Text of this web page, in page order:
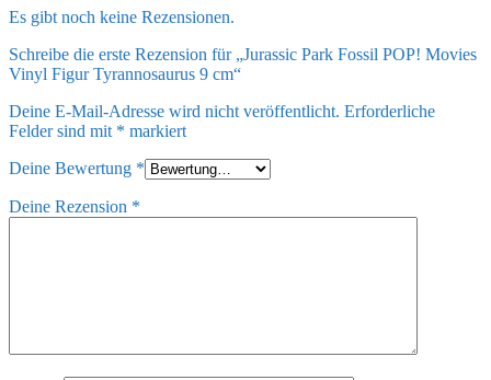
Es gibt noch keine Rezensionen.
Schreibe die erste Rezension für „Jurassic Park Fossil POP! Movies
Vinyl Figur Tyrannosaurus 9 cm“
Deine E-Mail-Adresse wird nicht veröffentlicht. Erforderliche
Felder sind mit * markiert
Deine Bewertung *
Deine Rezension *